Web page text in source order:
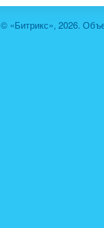
© «Битрикс», 2026.